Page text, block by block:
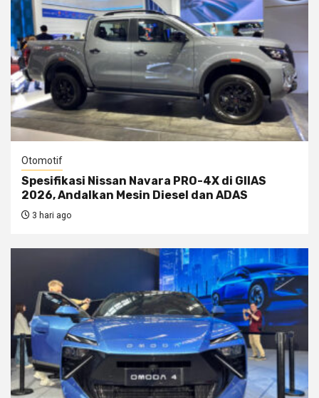
Otomotif
Spesifikasi Nissan Navara PRO-4X di GIIAS
2026, Andalkan Mesin Diesel dan ADAS
3 hari ago